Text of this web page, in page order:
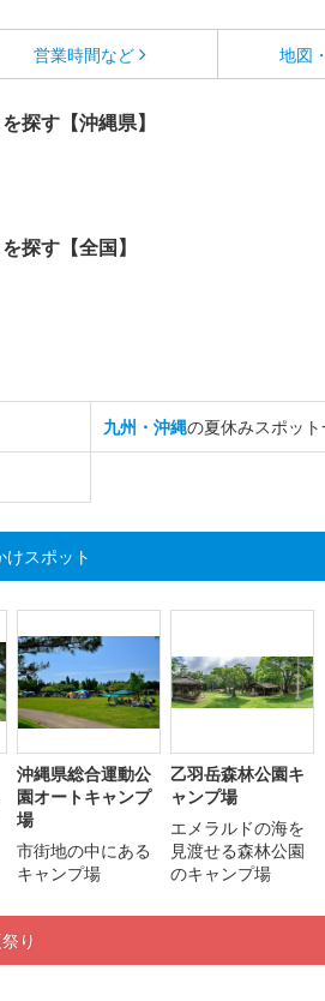
営業時間など 地図
探す【沖縄県】
探す【全国】
九州・沖縄の夏休みスポッ
スポット
沖縄県総合運動公
園オートキャンプ
場
市街地の中にある
キャンプ場
乙羽岳森林公園キ
ャンプ場
エメラルドの海を
見渡せる森林公園
のキャンプ場
り